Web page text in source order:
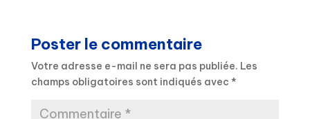
Poster le commentaire
Votre adresse e-mail ne sera pas publiée. Les
champs obligatoires sont indiqués avec *